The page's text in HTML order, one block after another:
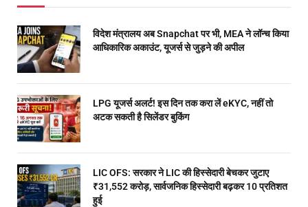
विदेश मंत्रालय अब Snapchat पर भी, MEA ने लॉन्च किया
आधिकारिक अकाउंट, यूजर्स से जुड़ने की अपील
LPG यूजर्स अलर्ट! इस दिन तक करा लें eKYC, नहीं तो
अटक सकती है सिलेंडर बुकिंग
LIC OFS: सरकार ने LIC की हिस्सेदारी बेचकर जुटाए
₹31,552 करोड़, सार्वजनिक हिस्सेदारी बढ़कर 10 प्रतिशत
हुई